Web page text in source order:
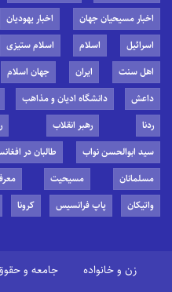
اخبار مسیحیان جهان
اخبار یهودیان
اسرائیل
اسلام اسلام ستیزی
اهل سنت
ایران جهان اسلام
داعش
دانشگاه ادیان و مذاهب
ردنا
رهبر انقلاب
سید ابوالحسن نواب
طالبان در
مسلمانان
مسیحیت
واتیکان
پاپ فرانسیس کرونا
زن و خانواده جامعه و